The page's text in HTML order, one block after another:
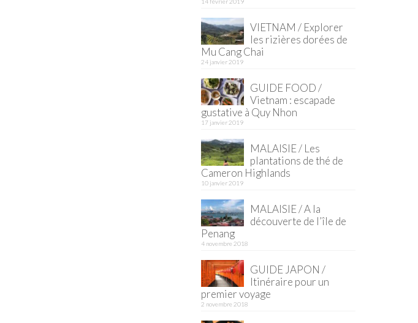
VIETNAM / Explorer
les rizières dorées de
Mu Cang Chai
24 janvier 2019
GUIDE FOOD /
Vietnam : escapade
gustative à Quy Nhon
17 janvier 2019
MALAISIE / Les
plantations de thé de
Cameron Highlands
10 janvier 2019
MALAISIE / A la
découverte de l’île de
Penang
4 novembre 2018
GUIDE JAPON /
Itinéraire pour un
premier voyage
2 novembre 2018